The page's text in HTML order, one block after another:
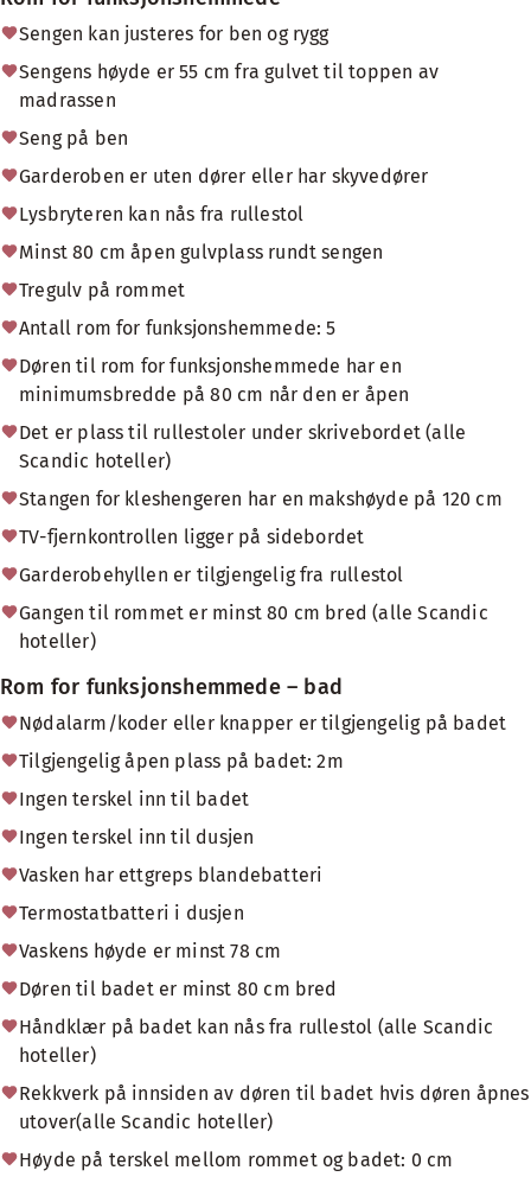
Sengen kan justeres for ben og rygg
Sengens høyde er 55 cm fra gulvet til toppen av
madrassen
Seng på ben
Garderoben er uten dører eller har skyvedører
Lysbryteren kan nås fra rullestol
Minst 80 cm åpen gulvplass rundt sengen
Tregulv på rommet
Antall rom for funksjonshemmede: 5
Døren til rom for funksjonshemmede har en
minimumsbredde på 80 cm når den er åpen
Det er plass til rullestoler under skrivebordet (alle
Scandic hoteller)
Stangen for kleshengeren har en makshøyde på 120 cm
TV-fjernkontrollen ligger på sidebordet
Garderobehyllen er tilgjengelig fra rullestol
Gangen til rommet er minst 80 cm bred (alle Scandic
hoteller)
Rom for funksjonshemmede – bad
Nødalarm/koder eller knapper er tilgjengelig på badet
Tilgjengelig åpen plass på badet: 2m
Ingen terskel inn til badet
Ingen terskel inn til dusjen
Vasken har ettgreps blandebatteri
Termostatbatteri i dusjen
Vaskens høyde er minst 78 cm
Døren til badet er minst 80 cm bred
Håndklær på badet kan nås fra rullestol (alle Scandic
hoteller)
Rekkverk på innsiden av døren til badet hvis døren åpnes
utover(alle Scandic hoteller)
Høyde på terskel mellom rommet og badet: 0 cm